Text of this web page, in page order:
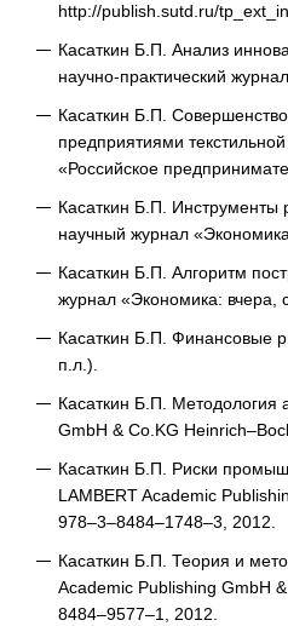
http://publish.sutd.ru/
Касаткин Б.П. Анализ
научно-практический
Касаткин Б.П.
предприятиями
«Российское
Касаткин Б.П. Инструменты
научный журнал
Касаткин Б.П. Алгоритм
журнал «Экономика: вчера,
Касаткин Б.П. Финансовые
п.л.).
Касаткин Б.П. Методология
GmbH & Co.KG
Касаткин Б.П. Риски
LAMBERT Academic
978–3–8484–1748–3, 2012.
Касаткин Б.П. Теория и
Academic Publishing GmbH
8484–9577–1, 2012.